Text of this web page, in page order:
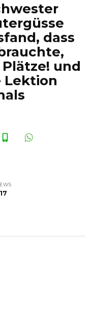
dass
und
Lektion